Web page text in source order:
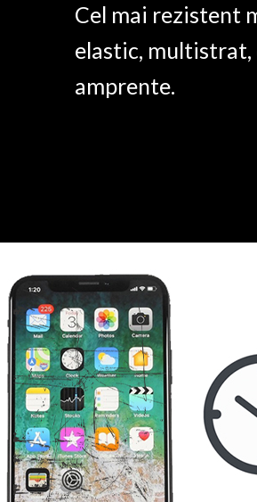
Cel mai rezistent
elastic, multistrat,
amprente.